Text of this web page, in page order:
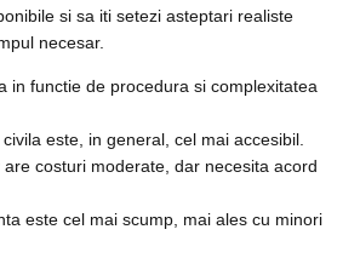
si sa iti setezi asteptari realiste
necesar.
in functie de procedura si complexitatea
este, in general, cel mai accesibil.
are costuri moderate, dar necesita acord
este cel mai scump, mai ales cu minori